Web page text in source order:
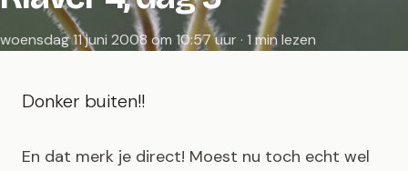
woensdag 11 juni 2008 om 10:57 uur · 1 min lezen
Donker buiten!!
En dat merk je direct! Moest nu toch echt wel